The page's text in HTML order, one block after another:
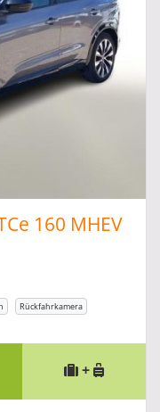
160 MHEV
Rückfahrkamera
+